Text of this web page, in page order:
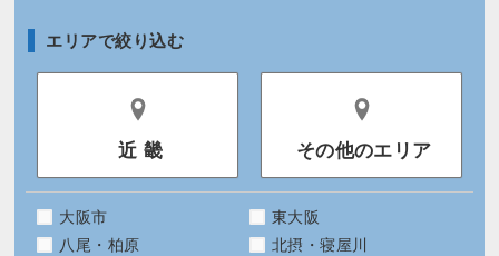
エリアで絞り込む
近 畿 その他のエリア
大阪市
東大阪
八尾・柏原
北摂・寝屋川